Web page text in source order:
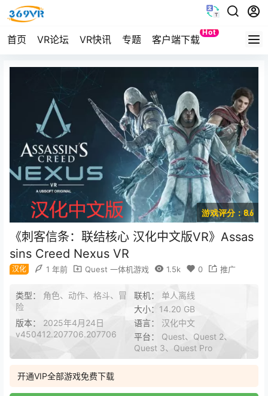
首页 VR论坛 VR快讯 专题 客户端下载
Hot
Quest
游戏评分：8.6
《刺客信条：联结核心 汉化中文版VR》Assas
sins Creed Nexus VR
汉化 1 年前 Quest 一体机游戏 1.5k 0 推广
类型： 角色、动作、格斗、冒
险
联机： 单人离线
大小： 14.20 GB
版本： 2025年4月24日
v450412.207706.207706
语言： 汉化中文
平台： Quest、Quest 2、
Quest 3、Quest Pro
开通VIP全部游戏免费下载